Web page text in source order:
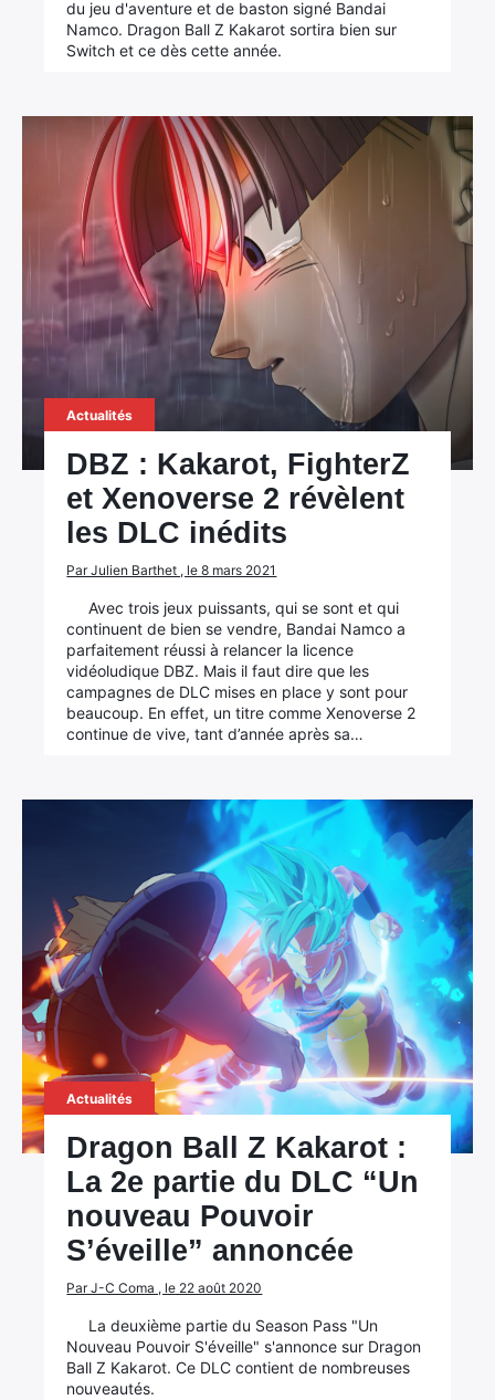
du jeu d'aventure et de baston signé Bandai
Namco. Dragon Ball Z Kakarot sortira bien sur
Switch et ce dès cette année.
Actualités
DBZ : Kakarot, FighterZ
et Xenoverse 2 révèlent
les DLC inédits
Par Julien Barthet , le 8 mars 2021
Avec trois jeux puissants, qui se sont et qui
continuent de bien se vendre, Bandai Namco a
parfaitement réussi à relancer la licence
vidéoludique DBZ. Mais il faut dire que les
campagnes de DLC mises en place y sont pour
beaucoup. En effet, un titre comme Xenoverse 2
continue de vive, tant d’année après sa…
Actualités
Dragon Ball Z Kakarot :
La 2e partie du DLC “Un
nouveau Pouvoir
S’éveille” annoncée
Par J-C Coma , le 22 août 2020
La deuxième partie du Season Pass "Un
Nouveau Pouvoir S'éveille" s'annonce sur Dragon
Ball Z Kakarot. Ce DLC contient de nombreuses
nouveautés.